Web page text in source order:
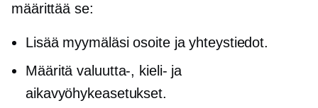
määrittää se:
Lisää myymäläsi osoite ja yhteystiedot.
Määritä valuutta-, kieli- ja
aikavyöhykeasetukset.